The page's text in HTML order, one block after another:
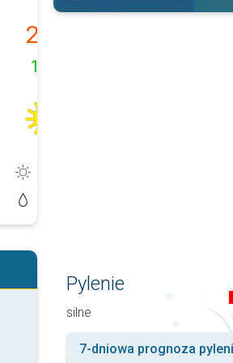
środa, 12.08
23
10
Pylenie
silne
7-dniowa prognoza